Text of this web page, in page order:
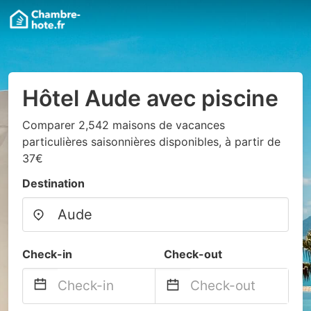
Hôtel Aude avec piscine
Comparer 2,542 maisons de vacances
particulières saisonnières disponibles, à partir de
37€
Destination
Check-in Check-out